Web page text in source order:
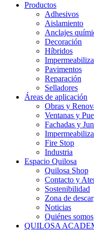
Productos
Adhesivos
Aislamiento
Anclajes
Decoración
Híbridos
Pavimentos
Reparación
Selladores
Áreas de aplicación
Obras y
Ventanas y
Fachadas y
Fire Stop
Industria
Espacio Quilosa
Quilosa Shop
Contacto y
Sostenibilidad
Zona de
Noticias
Quiénes somos
QUILOSA